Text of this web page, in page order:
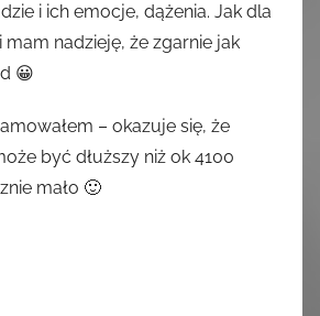
i ich emocje, dążenia. Jak dla
mam nadzieję, że zgarnie jak
😀
– okazuje się, że
być dłuższy niż ok 4100
mało 🙂